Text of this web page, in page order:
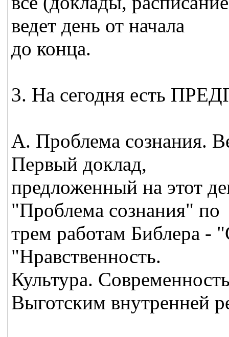
ведет день от начала
до конца.
3. На сегодня есть
А. Проблема сознания.
Первый доклад,
предложенный на этот
"Проблема сознания" по
трем работам Библера -
"Нравственность.
Культура.
Выготским внутренней